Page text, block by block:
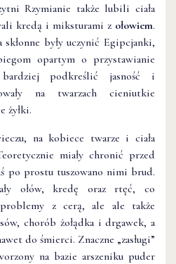
Rzymianie także lubili ciała
kredą i miksturami z ołowiem.
były uczynić Egipcjanki,
opartym o przystawianie
podkreślić jasność i
na twarzach cieniutkie
żyłki.
na kobiece twarze i ciała
miały chronić przed
po prostu tuszowano nimi brud.
ołów, kredę oraz rtęć, co
z cerą, ale ale także
chorób żołądka i drgawek, a
do śmierci. Znaczne „zasługi”
na bazie arszeniku puder